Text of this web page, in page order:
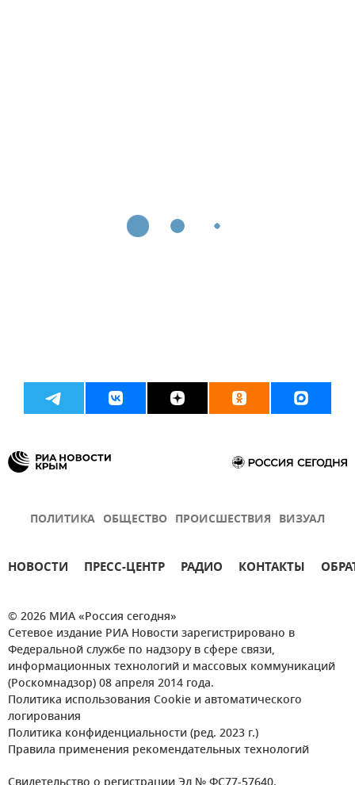
ПОЛИТИКА ОБЩЕСТВО ПРОИСШЕСТВИЯ ВИЗУАЛ
НОВОСТИ ПРЕСС-ЦЕНТР РАДИО КОНТАКТЫ
© 2026 МИА «Россия сегодня»
Сетевое издание РИА Новости зарегистрировано в
Федеральной службе по надзору в сфере связи,
информационных технологий и массовых коммуникаций
(Роскомнадзор) 08 апреля 2014 года.
Политика использования Cookie и автоматического
логирования
Политика конфиденциальности (ред. 2023 г.)
Правила применения рекомендательных технологий